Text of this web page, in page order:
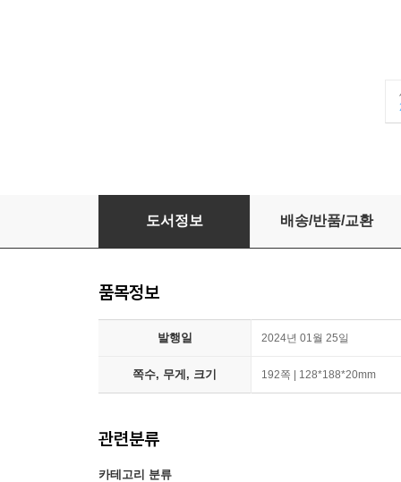
더 스테디북 (애쉬그레이)
도서정보 배송/반품/교환
품목정보
발행일 2024년 01월 25일
쪽수, 무게, 크기 192쪽 | 128*188*20mm
관련분류
카테고리 분류